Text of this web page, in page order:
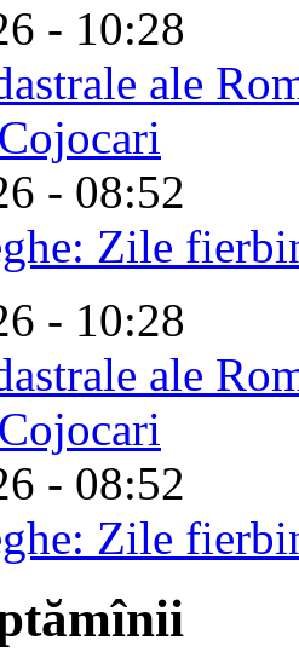
- 10:28
ale
- 08:52
Zile
- 10:28
ale
- 08:52
Zile